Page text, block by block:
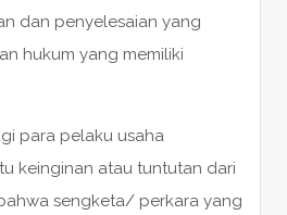
dan penyelesaian yang
hukum yang memiliki
para pelaku usaha
keinginan atau tuntutan dari
sengketa/ perkara yang